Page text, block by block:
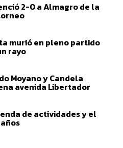
2-0 a Almagro de la
murió en pleno partido
rayo
Moyano y Candela
avenida Libertador
de actividades y el